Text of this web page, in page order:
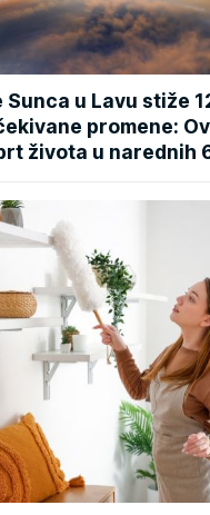
Sunca u Lavu stiže
promene:
života u narednih